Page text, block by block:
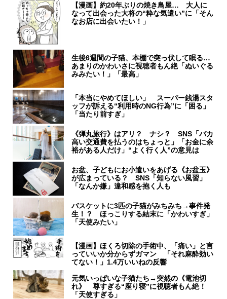
【漫画】約20年ぶりの焼き鳥屋… 大人に
なって出会った大将の“粋な気遣い”に「そん
なお店に出会いたい！」
生後6週間の子猫、本棚で突っ伏して眠る…
あまりのかわいさに視聴者もん絶「ぬいぐる
みみたい！」「最高」
「本当にやめてほしい」 スーパー銭湯スタ
ッフが訴える“利用時のNG行為”に「困る」
「当たり前すぎ」
《弾丸旅行》はアリ？ ナシ？ SNS「バカ
高い交通費を払うのはちょっと」「お金に余
裕がある人だけ」“よく行く人”の意見は
お盆、子どもにお小遣いをあげる《お盆玉》
が広まっている？ SNS「知らない風習」
「なんか嫌」違和感を抱く人も
バスケットに3匹の子猫がみちみち→事件発
生！？ ほっこりする結末に「かわいすぎ」
「天使みたい」
【漫画】ほくろ切除の手術中、「痛い」と言
っていいか分からずガマン 「それ麻酔効い
てない！」1.4万いいねの反響
元気いっぱいな子猫たち→突然の《電池切
れ》 尊すぎる“座り寝”に視聴者もん絶！
「天使すぎる」